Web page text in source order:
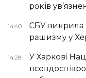
років
14:40
СБУ викрила
рашизму у
14:28
У Харкові